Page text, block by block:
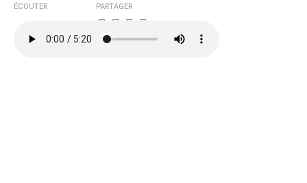
ÉCOUTER PARTAGER